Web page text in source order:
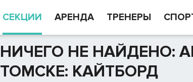
СЕКЦИИ АРЕНДА ТРЕНЕРЫ
НИЧЕГО НЕ НАЙДЕНО:
ТОМСКЕ: КАЙТБОРД